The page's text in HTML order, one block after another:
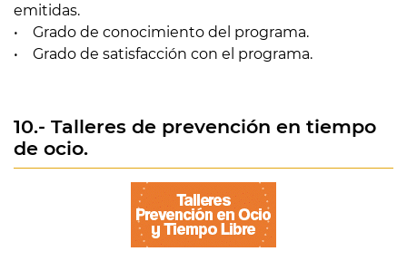
emitidas.
• Grado de conocimiento del programa.
• Grado de satisfacción con el programa.
10.- Talleres de prevención en tiempo
de ocio.